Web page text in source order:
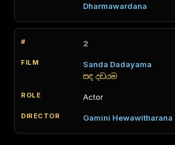
Dharmawardana
2
Sanda Dadayama
සඳ දඩයම
Actor
Gamini Hewawitharana